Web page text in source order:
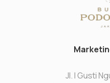
Jl. I Gusti